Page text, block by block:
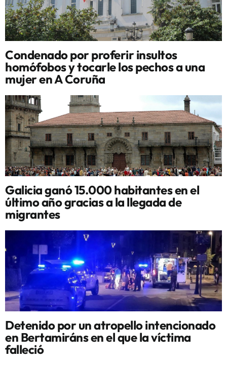
Condenado por proferir insultos
homófobos y tocarle los pechos a una
mujer en A Coruña
Galicia ganó 15.000 habitantes en el
último año gracias a la llegada de
migrantes
Detenido por un atropello intencionado
en Bertamiráns en el que la víctima
falleció